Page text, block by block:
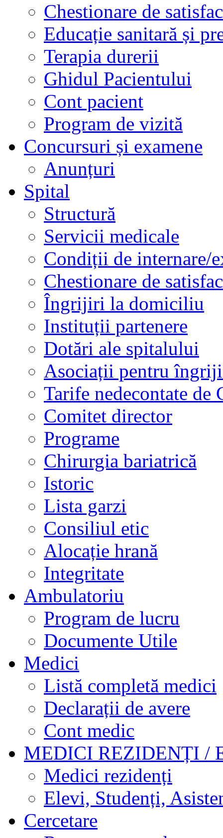
Chestionare de
Educație sanitară și
Terapia durerii
Ghidul Pacientului
Cont pacient
Program de vizită
Concursuri și examene
Anunțuri
Spital
Structură
Servicii medicale
Condiții de internare/
Chestionare de
Îngrijiri la domiciliu
Instituții partenere
Dotări ale spitalului
Asociații pentru
Tarife nedecontate de
Comitet director
Programe
Chirurgia bariatrică
Istoric
Lista garzi
Consiliul etic
Alocație hrană
Integritate
Ambulatoriu
Program de lucru
Documente Utile
Medici
Listă completă medici
Declarații de avere
Cont medic
MEDICI REZIDENȚI /
Medici rezidenți
Elevi, Studenți,
Cercetare